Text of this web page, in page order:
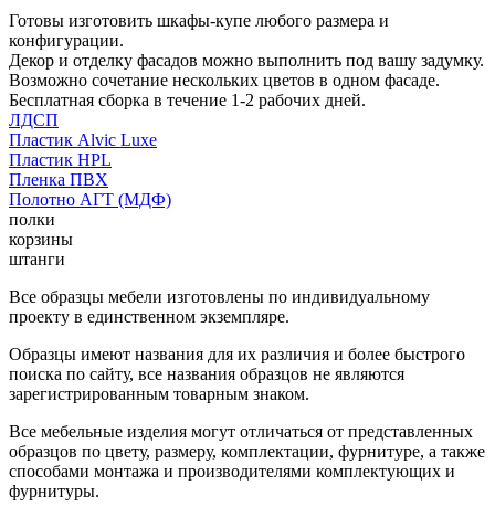
Готовы изготовить шкафы-купе любого размера и
конфигурации.
Декор и отделку фасадов можно выполнить под вашу задумку.
Возможно сочетание нескольких цветов в одном фасаде.
Бесплатная сборка в течение 1-2 рабочих дней.
ЛДСП
Пластик Alvic Luxe
Пластик HPL
Пленка ПВХ
Полотно АГТ (МДФ)
полки
корзины
штанги
Все образцы мебели изготовлены по индивидуальному
проекту в единственном экземпляре.
Образцы имеют названия для их различия и более быстрого
поиска по сайту, все названия образцов не являются
зарегистрированным товарным знаком.
Все мебельные изделия могут отличаться от представленных
образцов по цвету, размеру, комплектации, фурнитуре, а также
способами монтажа и производителями комплектующих и
фурнитуры.